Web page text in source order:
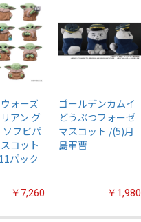
ォーズ
アン グ
ソフビパ
コット
パック
￥7,260
ゴールデンカムイ
どうぶつフォーゼ
マスコット /(5)月
島軍曹
￥1,980